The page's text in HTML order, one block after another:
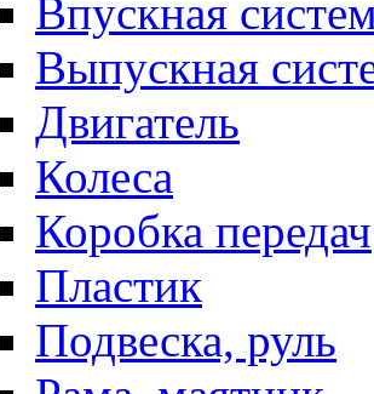
Впускная
Выпускная
Двигатель
Колеса
Коробка передач
Пластик
Подвеска, руль